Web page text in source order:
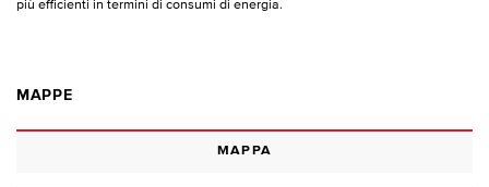
più efficienti in termini di consumi di energia.
MAPPE
MAPPA